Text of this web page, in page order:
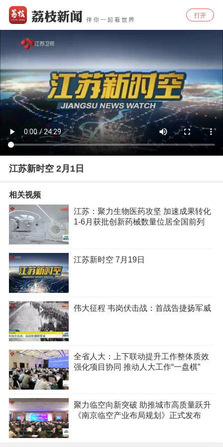
打开
江苏新时空 2月1日
相关视频
江苏：聚力生物医药攻坚 加速成果转化
1-6月获批创新药械数量位居全国前列
江苏新时空 7月19日
伟大征程 韦岗伏击战：首战告捷扬军威
全省人大：上下联动提升工作整体质效
强化项目协同 推动人大工作“一盘棋”
聚力临空向新突破 助推城市高质量跃升
《南京临空产业布局规划》正式发布